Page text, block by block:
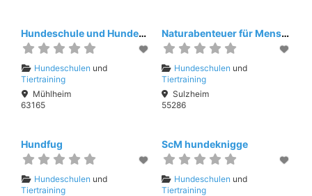
Hundeschule und Hundekita 4 Pfoten
Hundeschulen und
Tiertraining
Mühlheim
63165
Naturabenteuer für Mensch & Hund
Hundeschulen und
Tiertraining
Sulzheim
55286
Hundfug
Hundeschulen und
Tiertraining
ScM hundeknigge
Hundeschulen und
Tiertraining